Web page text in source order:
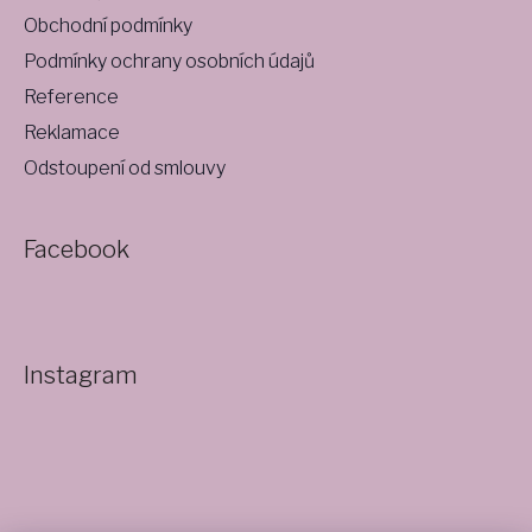
Obchodní podmínky
Podmínky ochrany osobních údajů
Reference
Reklamace
Odstoupení od smlouvy
Facebook
Instagram